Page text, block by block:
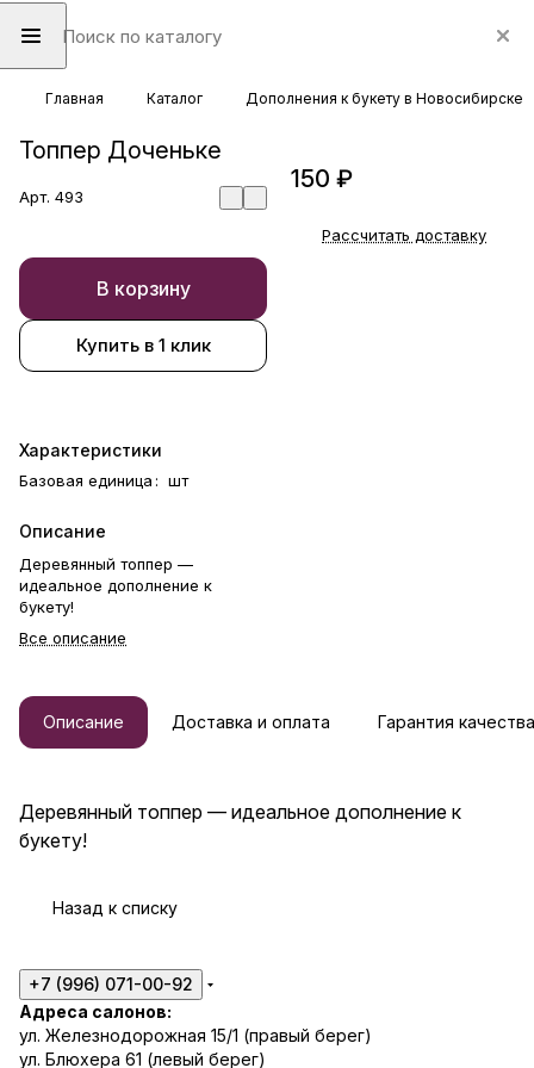
Главная Каталог Дополнения к букету в Новосибирске
Топпер Доченьке
Арт. 493
В корзину
Купить в 1 клик
Характеристики
Базовая единица : шт
Описание
Деревянный топпер —
идеальное дополнение к
букету!
Все описание
150 ₽
Рассчитать доставку
Описание Доставка и оплата Гарантия качества
Деревянный топпер — идеальное дополнение к
букету!
Назад к списку
+7 (996) 071-00-92
Адреса салонов:
ул. Железнодорожная 15/1 (правый берег)
ул. Блюхера 61 (левый берег)